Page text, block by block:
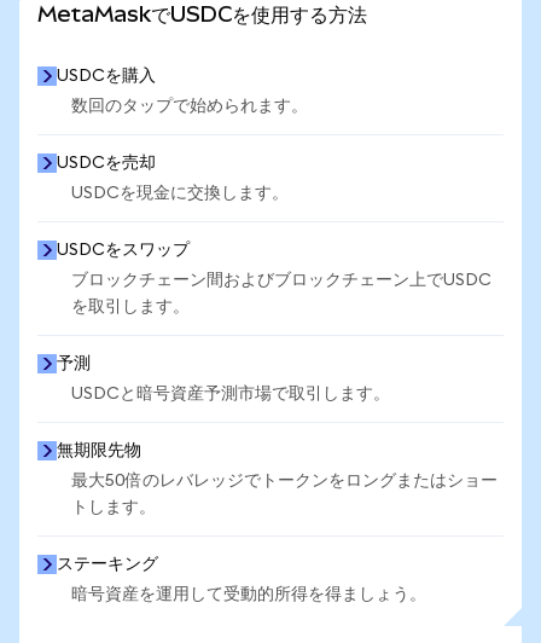
MetaMaskでUSDCを使用する方法
USDCを購入
数回のタップで始められます。
USDCを売却
USDCを現金に交換します。
USDCをスワップ
ブロックチェーン間およびブロックチェーン上でUSDC
を取引します。
予測
USDCと暗号資産予測市場で取引します。
無期限先物
最大50倍のレバレッジでトークンをロングまたはショー
トします。
ステーキング
暗号資産を運用して受動的所得を得ましょう。